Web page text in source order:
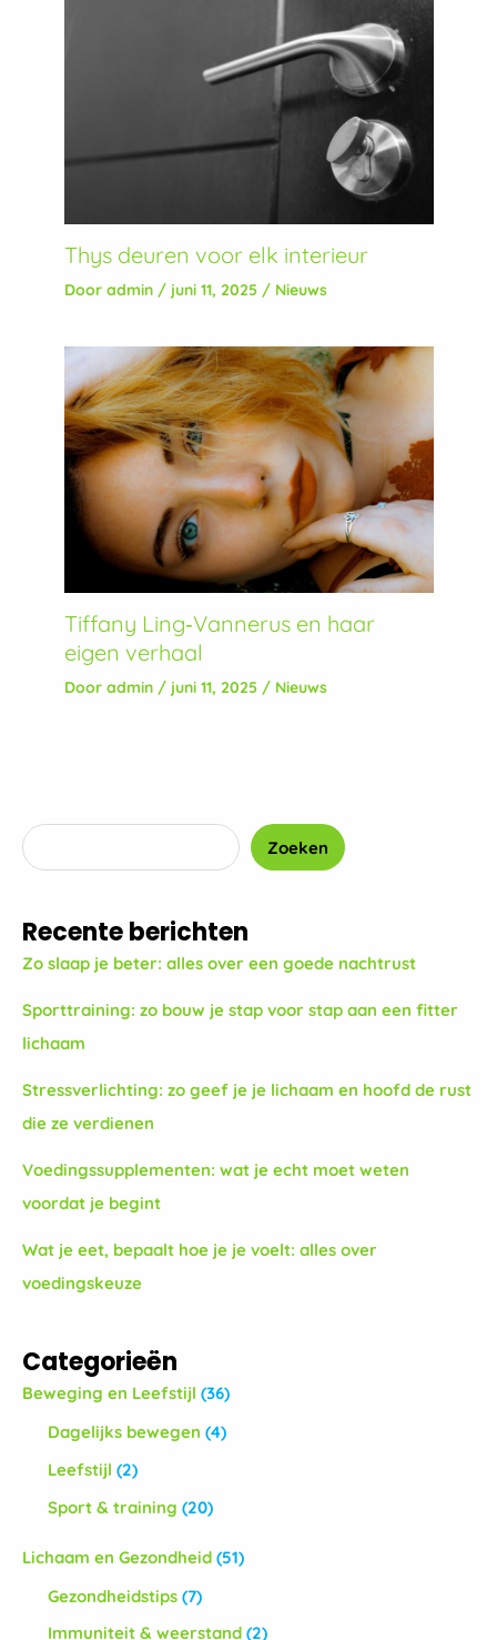
Thys deuren voor elk interieur
Door admin / juni 11, 2025 / Nieuws
Tiffany Ling‑Vannerus en haar
eigen verhaal
Door admin / juni 11, 2025 / Nieuws
Zoeken
Recente berichten
Zo slaap je beter: alles over een goede nachtrust
Sporttraining: zo bouw je stap voor stap aan een fitter
lichaam
Stressverlichting: zo geef je je lichaam en hoofd de rust
die ze verdienen
Voedingssupplementen: wat je echt moet weten
voordat je begint
Wat je eet, bepaalt hoe je je voelt: alles over
voedingskeuze
Categorieën
Beweging en Leefstijl (36)
Dagelijks bewegen (4)
Leefstijl (2)
Sport & training (20)
Lichaam en Gezondheid (51)
Gezondheidstips(7)
Immuniteit & weerstand(2)